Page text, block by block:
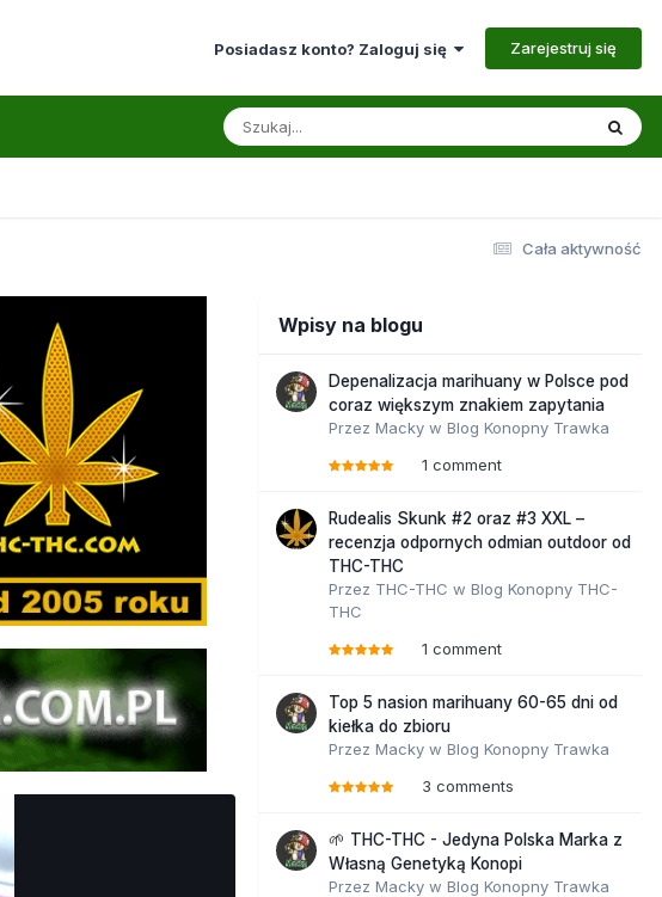
Posiadasz konto? Zaloguj się Zarejestruj się
Cała aktywność
Wpisy na blogu
Depenalizacja marihuany w Polsce pod
coraz większym znakiem zapytania
Przez Macky w Blog Konopny Trawka
1 comment
Rudealis Skunk #2 oraz #3 XXL –
recenzja odpornych odmian outdoor od
THC-THC
Przez THC-THC w Blog Konopny THC-
THC
1 comment
Top 5 nasion marihuany 60-65 dni od
kiełka do zbioru
Przez Macky w Blog Konopny Trawka
3 comments
🌱 THC-THC - Jedyna Polska Marka z
Własną Genetyką Konopi
Przez Macky w Blog Konopny Trawka